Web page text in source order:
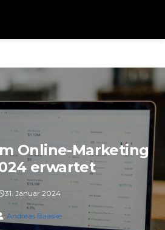
Online-Marketing
erwartet
31. Januar 2024
Andreas Baaske